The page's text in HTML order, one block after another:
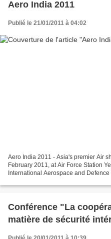
Aero India 2011
Publié le 21/01/2011 à 04:02
Aero India 2011 - Asia's premier Air
February 2011, at Air Force Station
International Aerospace and
Conférence "La
matière de sécurité